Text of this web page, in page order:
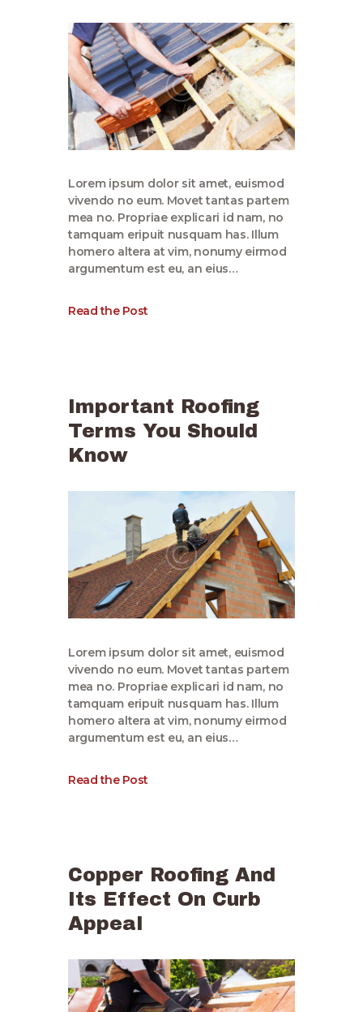
Lorem ipsum dolor sit amet, euismod
vivendo no eum. Movet tantas partem
mea no. Propriae explicari id nam, no
tamquam eripuit nusquam has. Illum
homero altera at vim, nonumy eirmod
argumentum est eu, an eius…
Read the Post
Important Roofing
Terms You Should
Know
Lorem ipsum dolor sit amet, euismod
vivendo no eum. Movet tantas partem
mea no. Propriae explicari id nam, no
tamquam eripuit nusquam has. Illum
homero altera at vim, nonumy eirmod
argumentum est eu, an eius…
Read the Post
Copper Roofing And
Its Effect On Curb
Appeal